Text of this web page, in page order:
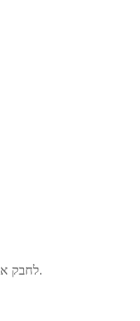
לחבק אולעולם לא מפסיקים להתפתח.